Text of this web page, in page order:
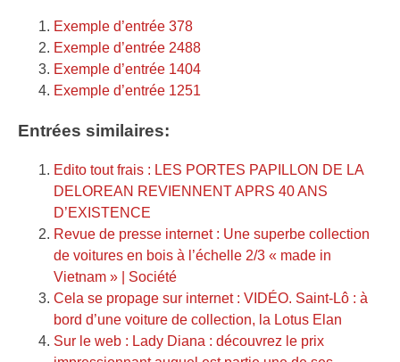
Exemple d’entrée 378
Exemple d’entrée 2488
Exemple d’entrée 1404
Exemple d’entrée 1251
Entrées similaires:
Edito tout frais : LES PORTES PAPILLON DE LA
DELOREAN REVIENNENT APRS 40 ANS
D’EXISTENCE
Revue de presse internet : Une superbe collection
de voitures en bois à l’échelle 2/3 « made in
Vietnam » | Société
Cela se propage sur internet : VIDÉO. Saint-Lô : à
bord d’une voiture de collection, la Lotus Elan
Sur le web : Lady Diana : découvrez le prix